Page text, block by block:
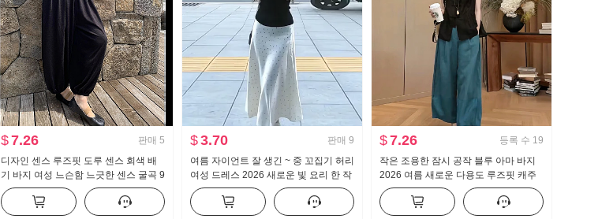
$7.26 판매 5
디자인 센스 루즈핏 도루 센스 회색 배
기 바지 여성 느슨함 느긋한 센스 굴곡 9
부 바지 하이웨이스트 캐주얼 풍선 바지
$3.70 판매 9
여름 자이언트 잘 생긴 ~ 중 꼬집기 허리
여성 드레스 2026 새로운 빛 요리 한 작
은 대중 아니요 명중 섹션 치마 세트 투
피스 세트
$7.26 등록 수 19
작은 조용한 잠시 공작 블루 아마 바지
2026 여름 새로운 다용도 루즈핏 캐주
얼 바지 맨위